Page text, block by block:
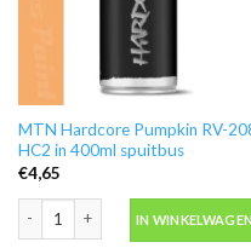
MTN Hardcore Pumpkin RV-
HC2 in 400ml spuitbus
€4,65
IN WINKELWAGEN